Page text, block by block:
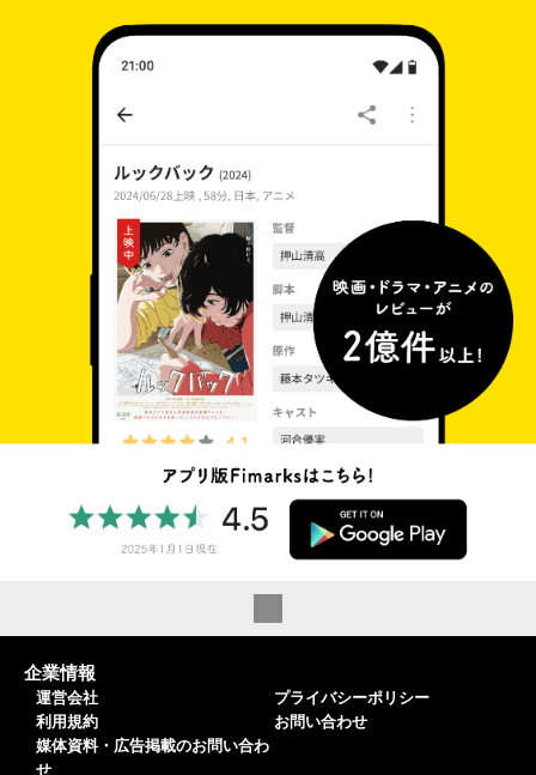
企業情報
運営会社
利用規約
媒体資料・広告掲載のお問い合わ
せ
プライバシーポリシー
お問い合わせ